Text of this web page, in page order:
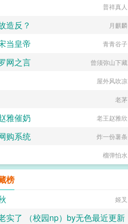
普祥真人
造反？ 月麒麟
当皇帝 青青谷子
网之言 曾须弥山下藏
屋外风吹凉
老茅
雅催奶 老王赵雅欣
购系统 炸一份薯条
榴弹怕水
榜
姬叉
实了 （校园np）by无色最近更新